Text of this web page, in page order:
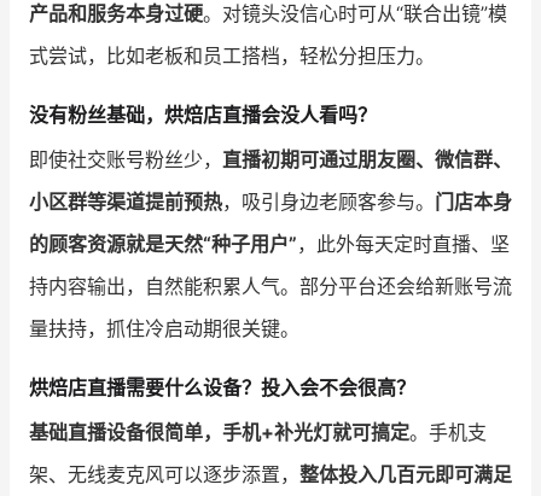
产品和服务本身过硬。对镜头没信心时可从“联合出镜”模
式尝试，比如老板和员工搭档，轻松分担压力。
没有粉丝基础，烘焙店直播会没人看吗？
即使社交账号粉丝少， 直播初期可通过朋友圈、微信群、
小区群等渠道提前预热，吸引身边老顾客参与。 门店本身
的顾客资源就是天然“种子用户”，此外每天定时直播、坚
持内容输出，自然能积累人气。部分平台还会给新账号流
量扶持，抓住冷启动期很关键。
烘焙店直播需要什么设备？投入会不会很高？
基础直播设备很简单，手机+补光灯就可搞定。手机支
架、无线麦克风可以逐步添置， 整体投入几百元即可满足